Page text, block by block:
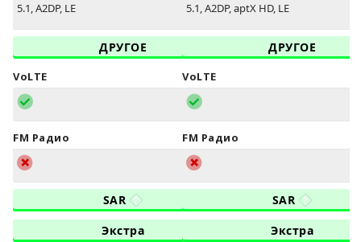
5.1, A2DP, LE
ДРУГОЕ
VoLTE
FM Радио
SAR
Экстра
5.1, A2DP, aptX HD, LE
ДРУГОЕ
VoLTE
FM Радио
SAR
Экстра